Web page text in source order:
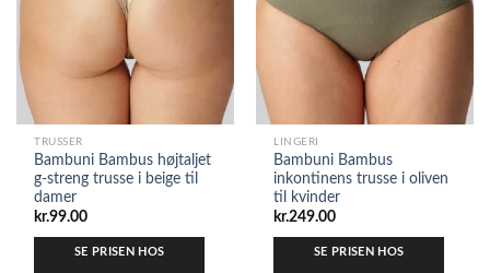
TRUSSER
Bambuni Bambus højtaljet
g-streng trusse i beige til
damer
kr.99.00
SE PRISEN HOS
LINGERI
Bambuni Bambus
inkontinens trusse i oliven
til kvinder
kr.249.00
SE PRISEN HOS